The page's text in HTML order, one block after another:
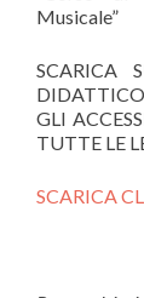
Musicale”
SCARICA
GLI
TUTTE LE
SCARICA